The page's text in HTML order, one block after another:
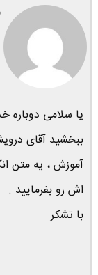
یا سلامی
ببخشید آقای
آموزش ، یه متن
اش رو بفرمایید .
با تشکر